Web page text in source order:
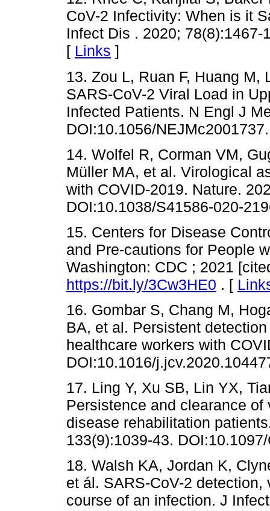
CoV-2 Infectivity: When is it
Infect Dis . 2020;
[ Links ]
13. Zou L, Ruan F, Huang M,
SARS-CoV-2 Viral Load in
Infected Patients. N Engl J
DOI:10.1056/
14. Wolfel R, Corman VM,
Müller MA, et al. Virological
with COVID-2019. Nature.
DOI:10.1038/S41586-020-
15. Centers for Disease
and Pre-cautions for People
Washington: CDC ; 2021
https://bit.ly/3Cw3HE0 . [
16. Gombar S, Chang M,
BA, et al. Persistent
healthcare workers with
DOI:10.1016/
17. Ling Y, Xu SB, Lin YX,
Persistence and clearance
disease rehabilitation
133(9):1039-43.
18. Walsh KA, Jordan K,
et ál. SARS-CoV-2
course of an infection. J